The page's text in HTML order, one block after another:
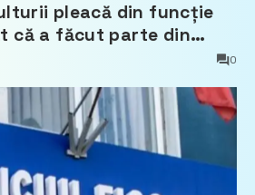
pleacă din funcție
că a făcut parte din
0